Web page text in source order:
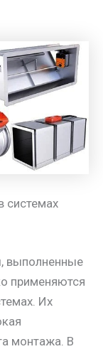
системах
выполненные
применяются
Их
монтажа. В